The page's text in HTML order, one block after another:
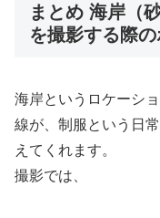
まとめ 海岸（
を撮影する際の
海岸というロケーシ
線が、制服という日
えてくれます。
撮影では、